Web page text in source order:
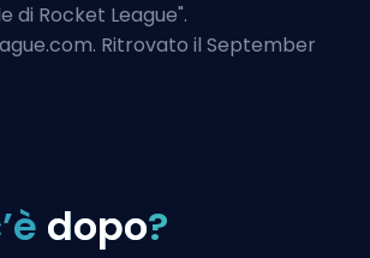
di Rocket League".
Ritrovato il September
dopo?